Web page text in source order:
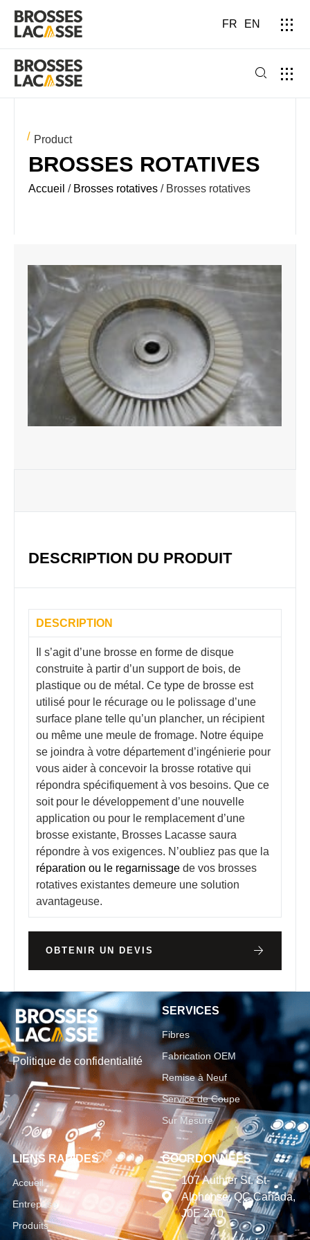
FR EN
Product
BROSSES ROTATIVES
Accueil / Brosses rotatives / Brosses rotatives
DESCRIPTION DU PRODUIT
DESCRIPTION
Il s’agit d’une brosse en forme de disque
construite à partir d’un support de bois, de
plastique ou de métal. Ce type de brosse est
utilisé pour le récurage ou le polissage d’une
surface plane telle qu’un plancher, un récipient
ou même une meule de fromage. Notre équipe
se joindra à votre département d’ingénierie pour
vous aider à concevoir la brosse rotative qui
répondra spécifiquement à vos besoins. Que ce
soit pour le développement d’une nouvelle
application ou pour le remplacement d’une
brosse existante, Brosses Lacasse saura
répondre à vos exigences. N’oubliez pas que la
réparation ou le regarnissage de vos brosses
rotatives existantes demeure une solution
avantageuse.
OBTENIR UN DEVIS
Politique de confidentialité
SERVICES
Fibres
Fabrication OEM
Remise à Neuf
Service de Coupe
Sur Mesure
LIENS RAPIDES
Accueil
Entreprise
Produits
COORDONNÉES
107 Authier St. St-
Alphonse, QC Canada,
J0E 2A0